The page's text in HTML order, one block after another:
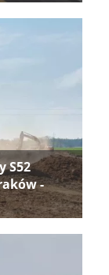
S52
-